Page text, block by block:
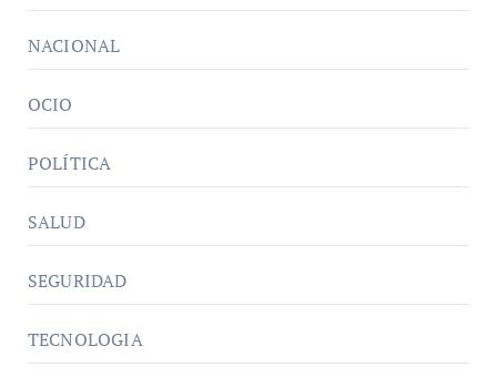
NACIONAL
OCIO
POLÍTICA
SALUD
SEGURIDAD
TECNOLOGIA